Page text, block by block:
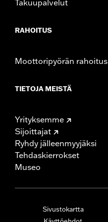
Takuupalvelut
RAHOITUS
Moottoripyörän rahoitus
TIETOJA MEISTÄ
Yrityksemme
Sijoittajat
Ryhdy jälleenmyyjäksi
Tehdaskierrokset
Museo
Sivustokartta